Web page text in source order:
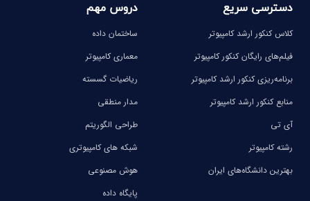
دسترسی سریع
کلاس کنکور ارشد کامپیوتر
فیلم‌های رایگان کنکور کامپیوتر
برنامه‌ریزی کنکور ارشد کامپیوتر
منابع کنکور ارشد کامپیوتر
آی تی
رشته کامپیوتر
بهترین دانشگاه‌های ایران
دروس مهم
ساختمان داده
معماری کامپیوتر
ریاضیات گسسته
مدار منطقی
طراحی الگوریتم
شبکه های کامپیوتری
هوش مصنوعی
پایگاه داده